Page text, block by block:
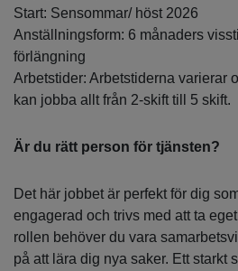
Start: Sensommar/ höst 2026
Anställningsform: 6 månaders
förlängning
Arbetstider: Arbetstiderna varierar
kan jobba allt från 2-skift till 5 skift.
Är du rätt person för tjänsten?
Det här jobbet är perfekt för dig
engagerad och trivs med att ta
rollen behöver du vara
på att lära dig nya saker. Ett starkt